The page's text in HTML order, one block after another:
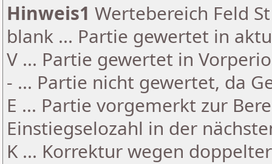
Hinweis1 Wertebereich Feld
blank ... Partie gewertet in
V ... Partie gewertet in
- ... Partie nicht gewertet, da
E ... Partie vorgemerkt zur
Einstiegselozahl in der
K ... Korrektur wegen